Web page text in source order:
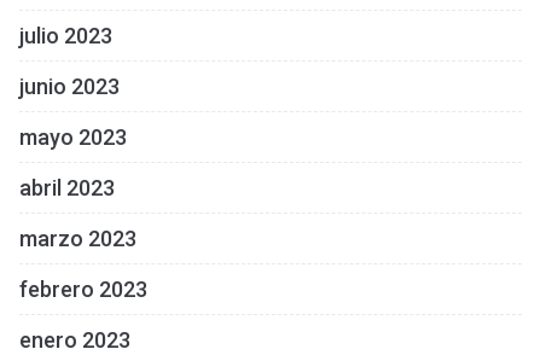
julio 2023
junio 2023
mayo 2023
abril 2023
marzo 2023
febrero 2023
enero 2023